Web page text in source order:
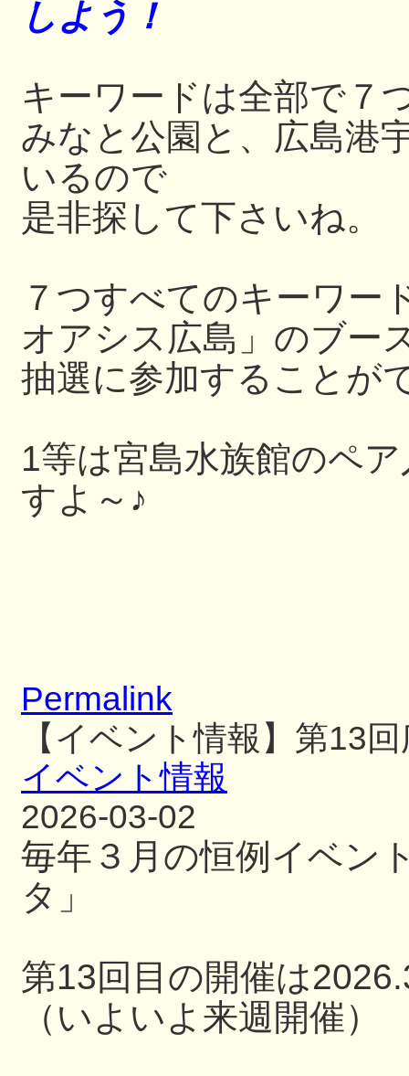
しよう！
キーワードは全部
みなと公園と、広島港
いるので
是非探して下さいね。
７つすべてのキーワー
オアシス広島」のブー
抽選に参加することが
1等は宮島水族館のペ
すよ～♪
Permalink
【イベント情報】第13
イベント情報
2026-03-02
毎年３月の恒例イベン
タ」
第13回目の開催は
（いよいよ来週開催）